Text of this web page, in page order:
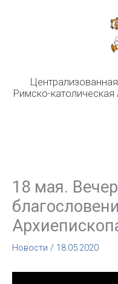
Римско-
18 мая.
Новости / 18.05.2020